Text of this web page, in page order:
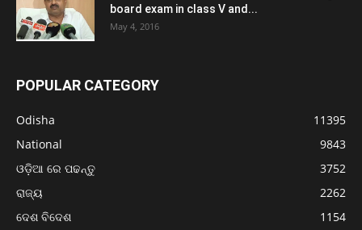
board exam in class V and...
May 4, 2016
POPULAR CATEGORY
Odisha
11395
National
9843
ଓଡ଼ିଆ ରେ ପଢନ୍ତୁ
3752
ରାଜ୍ୟ
2262
ଦେଶ ବିଦେଶ
1154